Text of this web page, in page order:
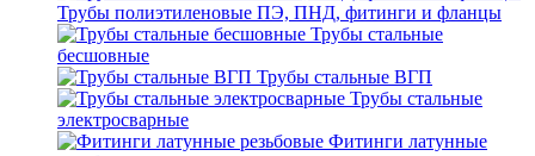
Трубы полиэтиленовые ПЭ, ПНД, фитинги и фланцы
Трубы стальные
бесшовные
Трубы стальные ВГП
Трубы стальные
электросварные
Фитинги латунные